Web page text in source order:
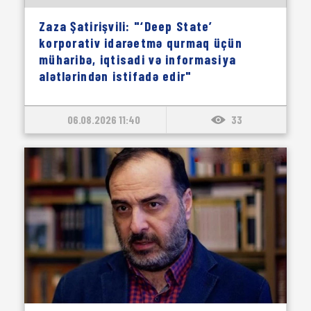
Zaza Şatirişvili: "‘Deep State’
korporativ idarəetmə qurmaq üçün
müharibə, iqtisadi və informasiya
alətlərindən istifadə edir"
06.08.2026 11:40 33